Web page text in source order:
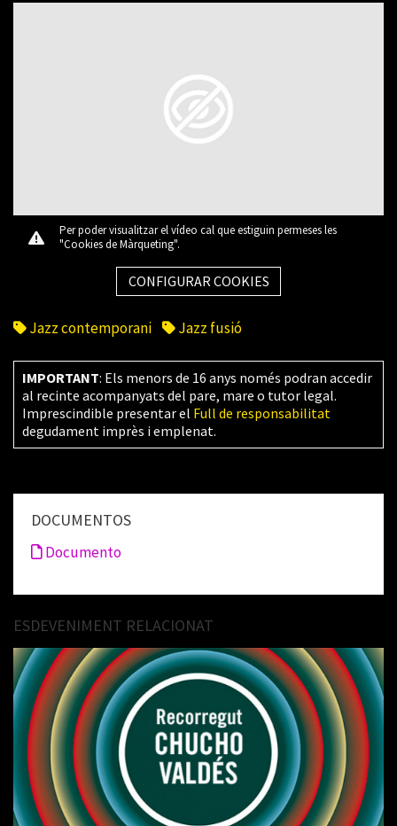
Per poder visualitzar el vídeo cal que estiguin permeses les
"Cookies de Màrqueting".
CONFIGURAR COOKIES
Jazz contemporani Jazz fusió
IMPORTANT: Els menors de 16 anys només podran accedir
al recinte acompanyats del pare, mare o tutor legal.
Imprescindible presentar el Full de responsabilitat
degudament imprès i emplenat.
DOCUMENTOS
Documento
ESDEVENIMENT RELACIONAT